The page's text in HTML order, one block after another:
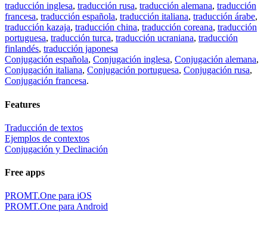
traducción inglesa, traducción rusa, traducción alemana, traducción
francesa, traducción española, traducción italiana, traducción árabe,
traducción kazaja, traducción china, traducción coreana, traducción
portuguesa, traducción turca, traducción ucraniana, traducción
finlandés, traducción japonesa
Conjugación española, Conjugación inglesa, Conjugación alemana,
Conjugación italiana, Conjugación portuguesa, Conjugación rusa,
Conjugación francesa.
Features
Traducción de textos
Ejemplos de contextos
Conjugación y Declinación
Free apps
PROMT.One para iOS
PROMT.One para Android